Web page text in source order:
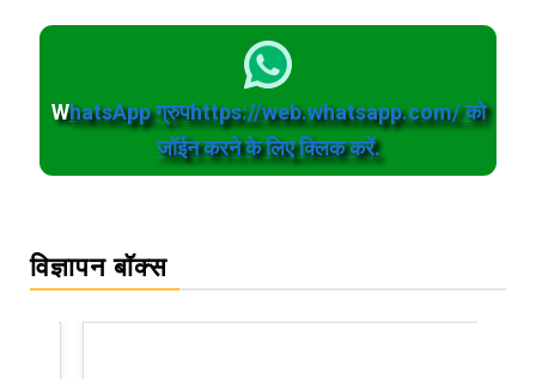
WhatsApp ग्रुपhttps://web.whatsapp.com/ को
जॉईन करने के लिए क्लिक करें.
विज्ञापन बॉक्स